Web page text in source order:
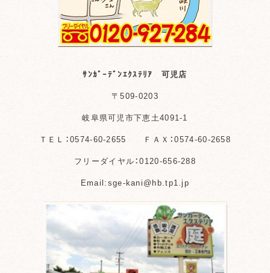
ｻﾝｶﾞｰﾃﾞﾝｴｸｽﾃﾘｱ 可児店
〒509-0203
岐阜県可児市下恵土4091-1
ＴＥＬ：0574-60-2655 ＦＡＸ：0574-60-2658
フリーダイヤル：0120-656-288
Email:sge-kani@hb.tp1.jp